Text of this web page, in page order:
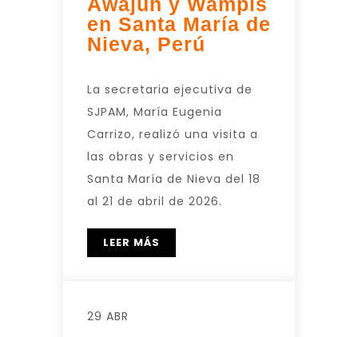
en Santa María de
Nieva, Perú
La secretaria ejecutiva de
SJPAM, María Eugenia
Carrizo, realizó una visita a
las obras y servicios en
Santa María de Nieva del 18
al 21 de abril de 2026.
LEER MÁS
29 ABR